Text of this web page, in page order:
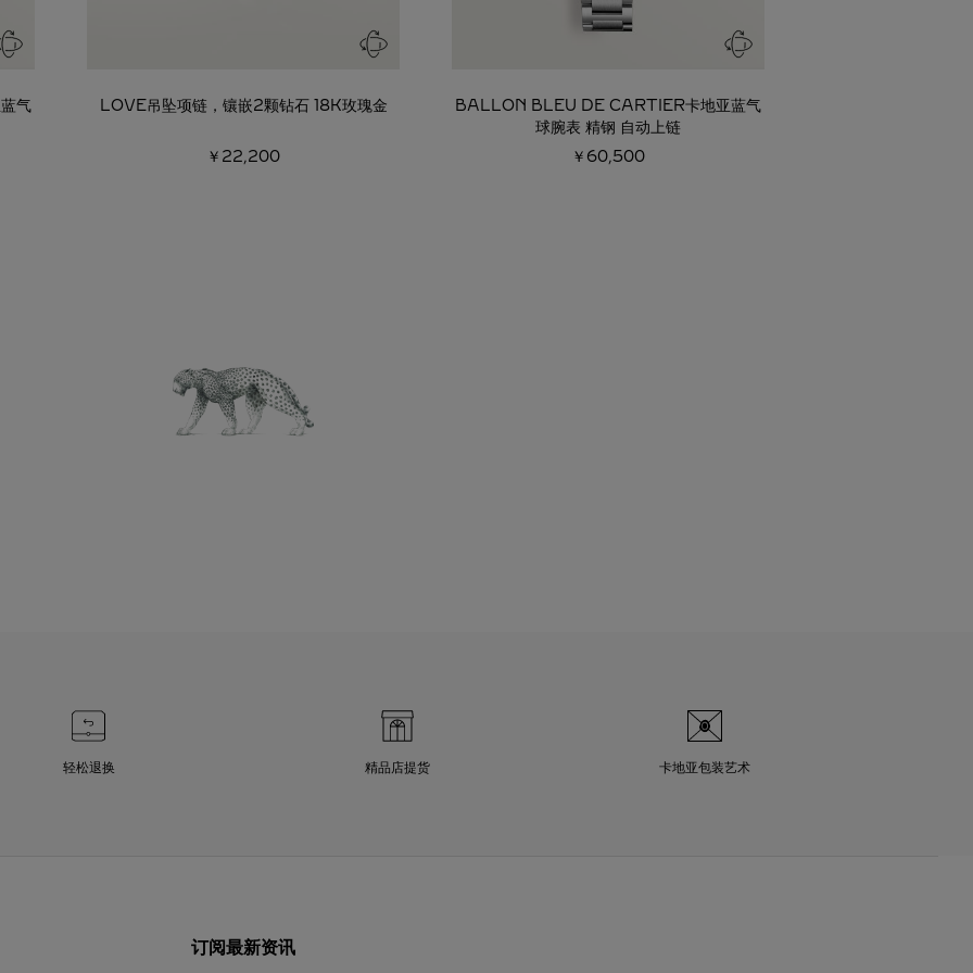
气 LOVE吊坠项链，镶嵌2颗钻石 18K玫瑰金
￥22,200
BALLON BLEU DE CARTIER卡地亚蓝气
球腕表 精钢 自动上链
￥60,500
轻松退换 精品店提货 卡地亚包装艺术
订阅最新资讯